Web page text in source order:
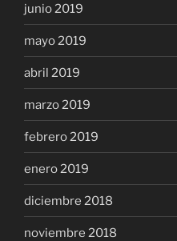
junio 2019
mayo 2019
abril 2019
marzo 2019
febrero 2019
enero 2019
diciembre 2018
noviembre 2018